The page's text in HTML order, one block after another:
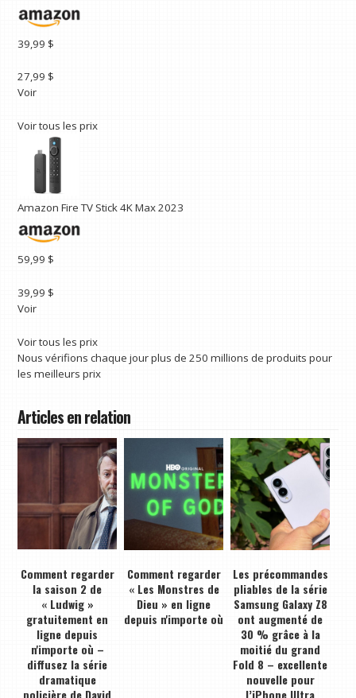
39,99 $
27,99 $
Voir
Voir tous les prix
Amazon Fire TV Stick 4K Max 2023
59,99 $
39,99 $
Voir
Voir tous les prix
Nous vérifions chaque jour plus de 250 millions de produits pour
les meilleurs prix
Articles en relation
Comment regarder
la saison 2 de
« Ludwig »
gratuitement en
ligne depuis
n'importe où –
diffusez la série
dramatique
policière de David
Comment regarder
« Les Monstres de
Dieu » en ligne
depuis n'importe où
Les précommandes
pliables de la série
Samsung Galaxy Z8
ont augmenté de
30 % grâce à la
moitié du grand
Fold 8 – excellente
nouvelle pour
l’iPhone Ultra